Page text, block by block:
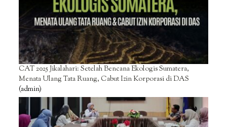
CAT 2025 Jikalahari: Setelah Bencana Ekologis Sumatera,
Menata Ulang Tata Ruang, Cabut Izin Korporasi di DAS
(admin)